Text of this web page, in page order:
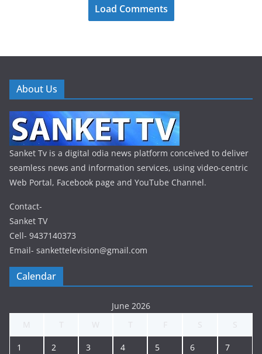
Load Comments
About Us
Sanket Tv is a digital odia news platform conceived to deliver
seamless news and information services, using video-centric
Web Portal, Facebook page and YouTube Channel.
Contact-
Sanket TV
Cell- 9437140373
Email- sankettelevision@gmail.com
Calendar
June 2026
1 2 3 4 5 6 7